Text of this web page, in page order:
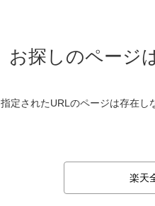
お探しのページ
指定されたURLのページは存在し
楽天